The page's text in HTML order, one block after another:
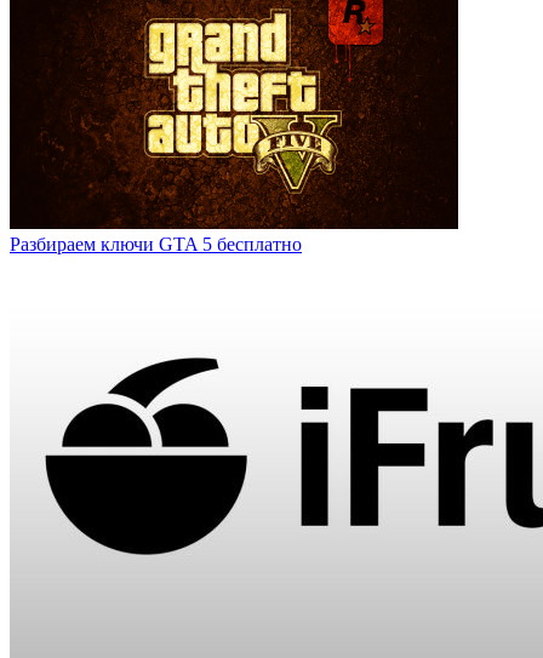
Разбираем ключи GTA 5 бесплатно